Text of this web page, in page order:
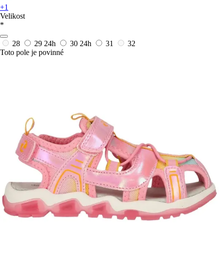
+1
Velikost
*
28 29 24h 30 24h 31
32
Toto pole je povinné